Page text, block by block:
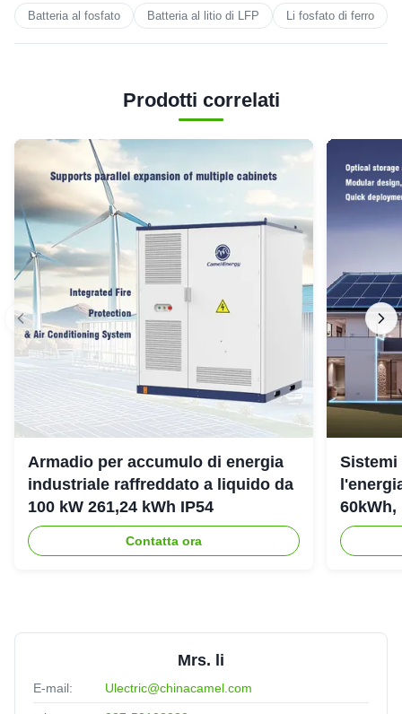
Batteria al fosfato Batteria al litio di LFP Li fosfato di ferro
Prodotti correlati
Armadio per accumulo di energia
industriale raffreddato a liquido da
100 kW 261,24 kWh IP54
Contatta ora
Sistemi
60kWh,
Mrs. li
E-mail: Ulectric@chinacamel.com